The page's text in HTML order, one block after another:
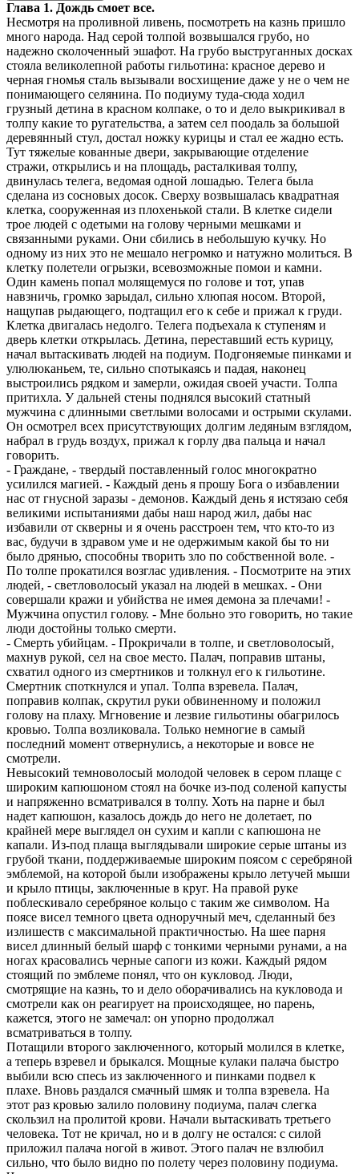
Глава 1. Дождь смоет все.
Несмотря на проливной ливень, посмотреть на казнь пришло
много народа. Над серой толпой возвышался грубо, но
надежно сколоченный эшафот. На грубо выструганных досках
стояла великолепной работы гильотина: красное дерево и
черная гномья сталь вызывали восхищение даже у не о чем не
понимающего селянина. По подиуму туда-сюда ходил
грузный детина в красном колпаке, о то и дело выкрикивал в
толпу какие то ругательства, а затем сел поодаль за большой
деревянный стул, достал ножку курицы и стал ее жадно есть.
Тут тяжелые кованные двери, закрывающие отделение
стражи, открылись и на площадь, расталкивая толпу,
двинулась телега, ведомая одной лошадью. Телега была
сделана из сосновых досок. Сверху возвышалась квадратная
клетка, сооруженная из плохенькой стали. В клетке сидели
трое людей с одетыми на голову черными мешками и
связанными руками. Они сбились в небольшую кучку. Но
одному из них это не мешало негромко и натужно молиться. В
клетку полетели огрызки, всевозможные помои и камни.
Один камень попал молящемуся по голове и тот, упав
навзничь, громко зарыдал, сильно хлюпая носом. Второй,
нащупав рыдающего, подтащил его к себе и прижал к груди.
Клетка двигалась недолго. Телега подъехала к ступеням и
дверь клетки открылась. Детина, переставший есть курицу,
начал вытаскивать людей на подиум. Подгоняемые пинками и
улюлюканьем, те, сильно спотыкаясь и падая, наконец
выстроились рядком и замерли, ожидая своей участи. Толпа
притихла. У дальней стены поднялся высокий статный
мужчина с длинными светлыми волосами и острыми скулами.
Он осмотрел всех присутствующих долгим ледяным взглядом,
набрал в грудь воздух, прижал к горлу два пальца и начал
говорить.
- Граждане, - твердый поставленный голос многократно
усилился магией. - Каждый день я прошу Бога о избавлении
нас от гнусной заразы - демонов. Каждый день я истязаю себя
великими испытаниями дабы наш народ жил, дабы нас
избавили от скверны и я очень расстроен тем, что кто-то из
вас, будучи в здравом уме и не одержимым какой бы то ни
было дрянью, способны творить зло по собственной воле. -
По толпе прокатился возглас удивления. - Посмотрите на этих
людей, - светловолосый указал на людей в мешках. - Они
совершали кражи и убийства не имея демона за плечами! -
Мужчина опустил голову. - Мне больно это говорить, но такие
люди достойны только смерти.
- Смерть убийцам. - Прокричали в толпе, и светловолосый,
махнув рукой, сел на свое место. Палач, поправив штаны,
схватил одного из смертников и толкнул его к гильотине.
Смертник споткнулся и упал. Толпа взревела. Палач,
поправив колпак, скрутил руки обвиненному и положил
голову на плаху. Мгновение и лезвие гильотины обагрилось
кровью. Толпа возликовала. Только немногие в самый
последний момент отвернулись, а некоторые и вовсе не
смотрели.
Невысокий темноволосый молодой человек в сером плаще с
широким капюшоном стоял на бочке из-под соленой капусты
и напряженно всматривался в толпу. Хоть на парне и был
надет капюшон, казалось дождь до него не долетает, по
крайней мере выглядел он сухим и капли с капюшона не
капали. Из-под плаща выглядывали широкие серые штаны из
грубой ткани, поддерживаемые широким поясом с серебряной
эмблемой, на которой были изображены крыло летучей мыши
и крыло птицы, заключенные в круг. На правой руке
поблескивало серебряное кольцо с таким же символом. На
поясе висел темного цвета одноручный меч, сделанный без
излишеств с максимальной практичностью. На шее парня
висел длинный белый шарф с тонкими черными рунами, а на
ногах красовались черные сапоги из кожи. Каждый рядом
стоящий по эмблеме понял, что он кукловод. Люди,
смотрящие на казнь, то и дело оборачивались на кукловода и
смотрели как он реагирует на происходящее, но парень,
кажется, этого не замечал: он упорно продолжал
всматриваться в толпу.
Потащили второго заключенного, который молился в клетке,
а теперь взревел и брыкался. Мощные кулаки палача быстро
выбили всю спесь из заключенного и пинками подвел к
плахе. Вновь раздался смачный шмяк и толпа взревела. На
этот раз кровью залило половину подиума, палач слегка
скользил на пролитой крови. Начали вытаскивать третьего
человека. Тот не кричал, но и в долгу не остался: с силой
приложил палача ногой в живот. Этого палач не взлюбил
сильно, что было видно по полету через половину подиума.